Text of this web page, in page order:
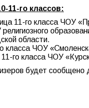
11-го классов:
11-го класса ЧОУ
области.
класса ЧОУ
11-го класса ЧОУ
будет сообщено